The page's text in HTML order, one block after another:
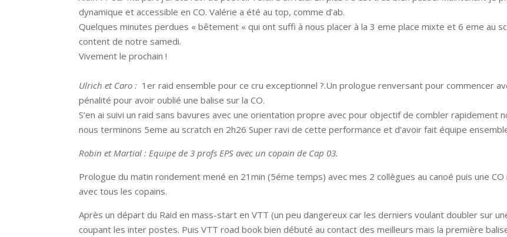
dynamique et accessible en CO. Valérie a été au top, comme d’ab.
Quelques minutes perdues « bêtement « qui ont suffi à nous placer à la 3 eme place mixte et 6 eme au
content de notre samedi.
Vivement le prochain !
Ulrich et Caro : 1er raid ensemble pour ce cru exceptionnel ?.Un prologue renversant pour commencer
pénalité pour avoir oublié une balise sur la CO.
S’en ai suivi un raid sans bavures avec une orientation propre avec pour objectif de combler rapidement
nous terminons 5eme au scratch en 2h26 Super ravi de cette performance et d’avoir fait équipe
Robin et Martial : Equipe de 3 profs EPS avec un copain de Cap 03.
Prologue du matin rondement mené en 21min (5éme temps) avec mes 2 collègues au canoé puis une
avec tous les copains.
Après un départ du Raid en mass-start en VTT (un peu dangereux car les derniers voulant doubler sur
coupant les inter postes. Puis VTT road book bien débuté au contact des meilleurs mais la première